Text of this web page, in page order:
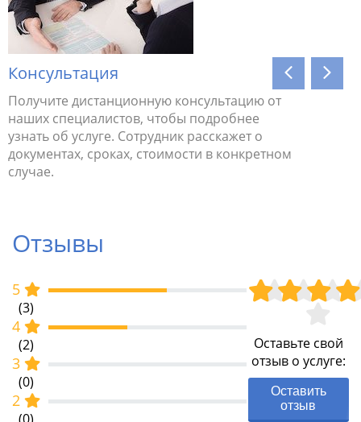
Консультация
Получите дистанционную консультацию от
наших специалистов, чтобы подробнее
узнать об услуге. Сотрудник расскажет о
документах, сроках, стоимости в конкретном
случае.
Отзывы
5
(3)
4
(2)
3
(0)
2
Оставьте свой
отзыв о услуге:
Оставить
отзыв